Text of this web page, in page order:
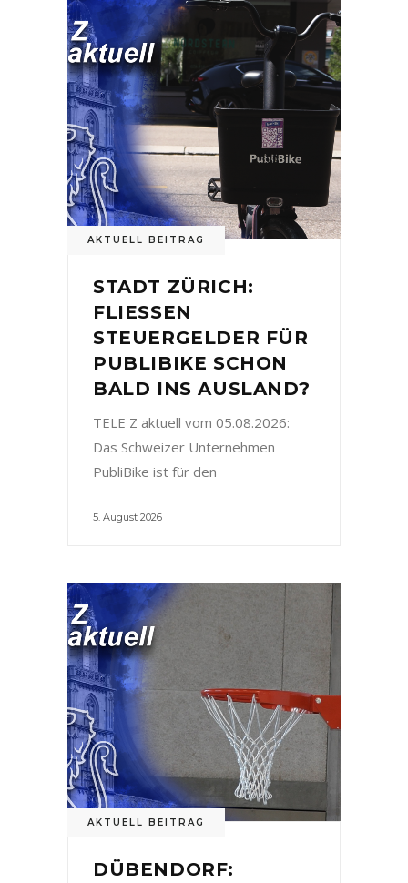
AKTUELL BEITRAG
STADT ZÜRICH:
FLIESSEN
STEUERGELDER FÜR
PUBLIBIKE SCHON
BALD INS AUSLAND?
TELE Z aktuell vom 05.08.2026:
Das Schweizer Unternehmen
PubliBike ist für den
5. August 2026
AKTUELL BEITRAG
DÜBENDORF: